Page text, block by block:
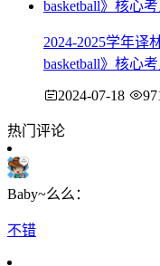
2024-2025学年译
basketball》核心考
2024-07-18
热门评论
Baby~么么：
不错